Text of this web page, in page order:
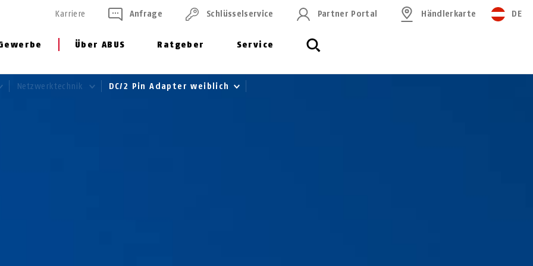
Über ABUS Ratgeber Service
Karriere Anfrage Schlüssel­service Partner Portal Händlerkarte DE
Netzwerktechnik DC/2 Pin Adapter weiblich